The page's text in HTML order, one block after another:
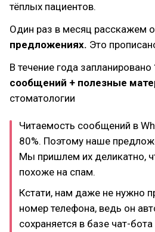
тёплых пациентов.
Один раз в месяц расскажем
предложениях. Это
В течение года запланировано
сообщений + полезные
стоматологии
Читаемость сообщений в
80%. Поэтому наше
Мы пришлем их деликатно,
похоже на спам.
Кстати, нам даже не нужно
номер телефона, ведь он
сохраняется в базе чат-бота